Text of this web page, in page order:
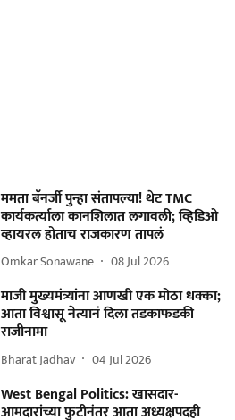
ममता बॅनर्जी पुन्हा संतापल्या! थेट TMC
कार्यकर्त्याला कानशिलात लगावली; व्हिडिओ
व्हायरल होताच राजकारण तापलं
Omkar Sonawane 08 Jul 2026
माजी मुख्यमंत्र्यांना आणखी एक मोठा धक्का;
आता विश्वासू नेत्यानं दिला तडकाफडकी
राजीनामा
Bharat Jadhav 04 Jul 2026
West Bengal Politics: खासदार-
आमदारांच्या फुटीनंतर आता अध्यक्षपदही